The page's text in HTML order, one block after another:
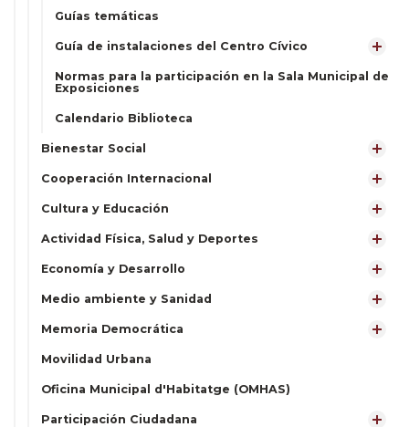
Guías temáticas
Guía de instalaciones del Centro Cívico
Normas para la participación en la Sala Municipal de
Exposiciones
Calendario Biblioteca
Bienestar Social
Cooperación Internacional
Cultura y Educación
Actividad Física, Salud y Deportes
Economía y Desarrollo
Medio ambiente y Sanidad
Memoria Democrática
Movilidad Urbana
Oficina Municipal d'Habitatge (OMHAS)
Participación Ciudadana